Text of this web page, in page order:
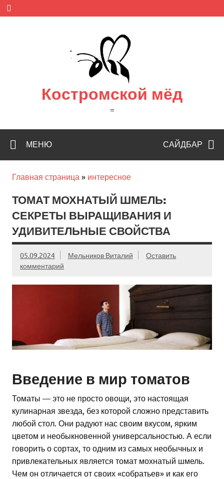
Skip
content
Костромской мёд
=
САЙДБАР
МЕНЮ
Главная страница » интересное
ТОМАТ МОХНАТЫЙ ШМЕЛЬ:
СЕКРЕТЫ ВЫРАЩИВАНИЯ И
УДИВИТЕЛЬНЫЕ СВОЙСТВА
05.09.2024 Мельников Виталий
Оставить
комментарий
Введение в мир томатов
Томаты — это не просто овощи, это настоящая
кулинарная звезда, без которой сложно представить
любой стол. Они радуют нас своим вкусом, ярким
цветом и необыкновенной универсальностью. А если
говорить о сортах, то одним из самых необычных и
привлекательных является томат мохнатый шмель.
Чем он отличается от своих «собратьев» и как его